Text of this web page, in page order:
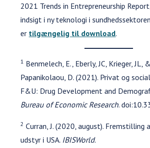
2021 Trends in Entrepreneurship
indsigt i ny teknologi i sundhedssektoren,
er tilgængelig til download.
1 Benmelech, E., Eberly, JC, Krieger, JL, &
Papanikolaou, D. (2021). Privat og
F&U: Drug Development and
Bureau of Economic Research.
2 Curran, J. (2020, august). Fremstilling
udstyr i USA. IBISWorld.